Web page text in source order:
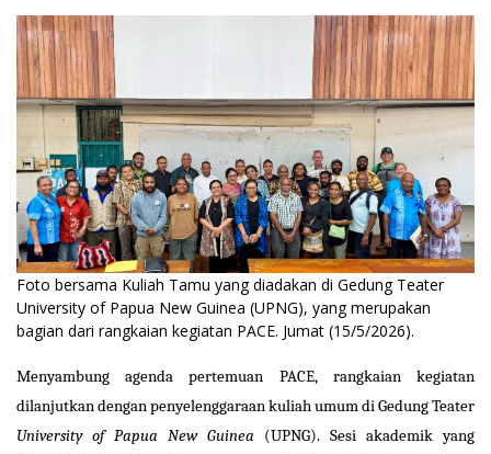
Foto bersama Kuliah Tamu yang diadakan di Gedung Teater
University of Papua New Guinea (UPNG), yang merupakan
bagian dari rangkaian kegiatan PACE. Jumat (15/5/2026).
Menyambung agenda pertemuan PACE, rangkaian kegiatan
dilanjutkan dengan penyelenggaraan kuliah umum di Gedung Teater
University of Papua New Guinea (UPNG). Sesi akademik yang